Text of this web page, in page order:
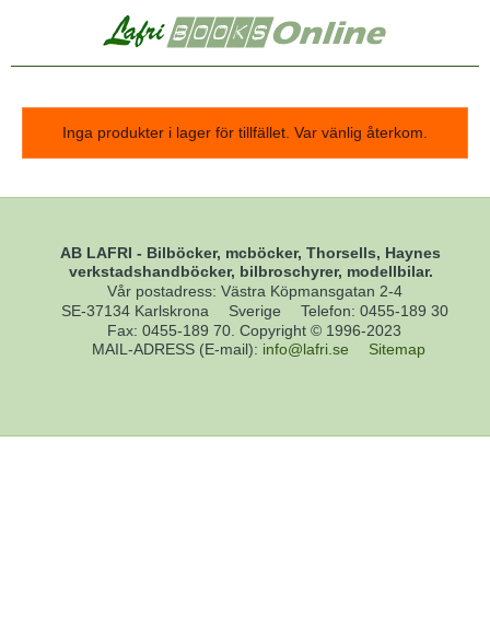
Inga produkter i lager för tillfället. Var vänlig återkom.
AB LAFRI - Bilböcker, mcböcker, Thorsells, Haynes
verkstadshandböcker, bilbroschyrer, modellbilar.
Vår postadress: Västra Köpmansgatan 2-4
SE-37134 Karlskrona
Sverige Telefon: 0455-189 30
Fax: 0455-189 70. Copyright © 1996-2023
MAIL-ADRESS (E-mail): info@lafri.se Sitemap